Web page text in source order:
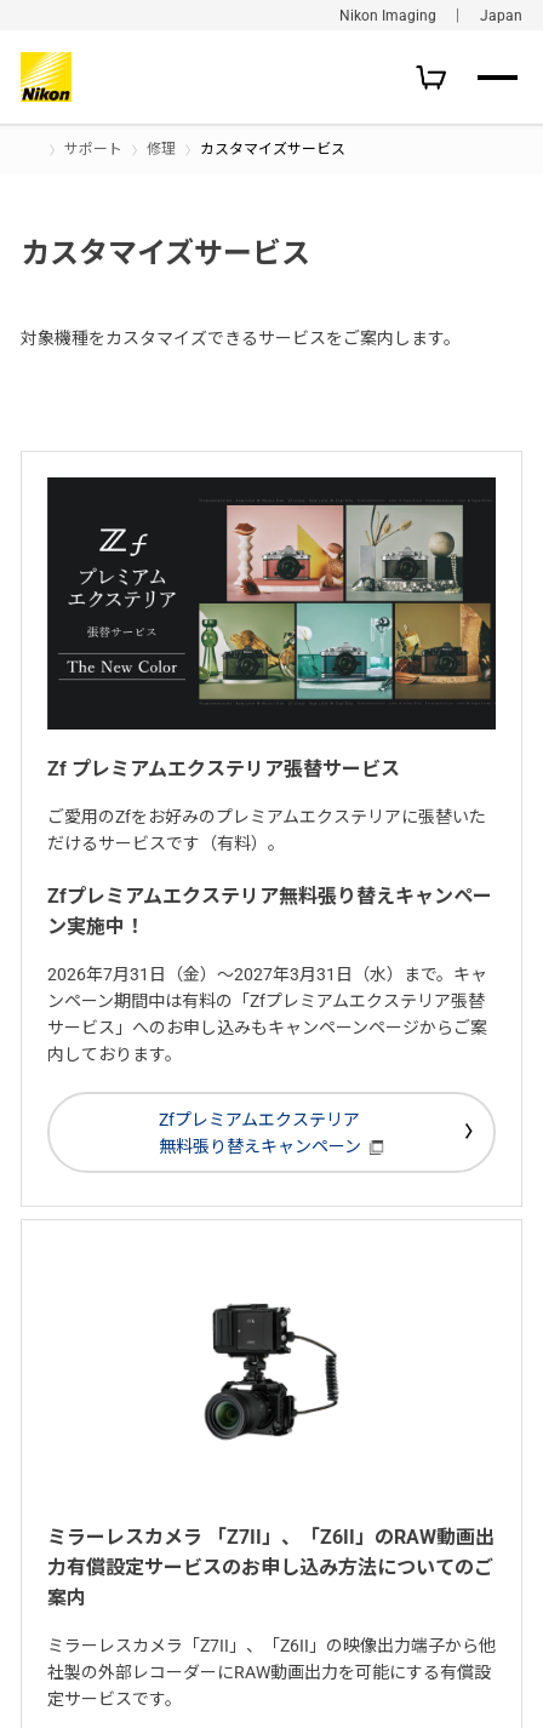
Nikon Imaging ｜ Japan
サポート 修理 カスタマイズサービス
カスタマイズサービス
対象機種をカスタマイズできるサービスをご案内します。
Zf プレミアムエクステリア張替サービス
ご愛用のZfをお好みのプレミアムエクステリアに張替いた
だけるサービスです（有料）。
Zfプレミアムエクステリア無料張り替えキャンペー
ン実施中！
2026年7月31日（金）～2027年3月31日（水）まで。キャ
ンペーン期間中は有料の「Zfプレミアムエクステリア張替
サービス」へのお申し込みもキャンペーンページからご案
内しております。
Zfプレミアムエクステリア
無料張り替えキャンペーン
ミラーレスカメラ 「Z7II」、「Z6II」のRAW動画出
力有償設定サービスのお申し込み方法についてのご
案内
ミラーレスカメラ「Z7II」、「Z6II」の映像出力端子から他
社製の外部レコーダーにRAW動画出力を可能にする有償設
定サービスです。